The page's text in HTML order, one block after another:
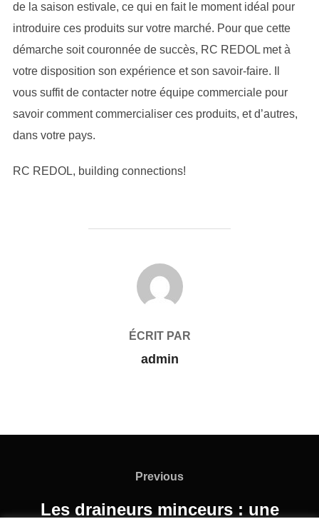
de la saison estivale, ce qui en fait le moment idéal pour
introduire ces produits sur votre marché. Pour que cette
démarche soit couronnée de succès, RC REDOL met à
votre disposition son expérience et son savoir-faire. Il
vous suffit de contacter notre équipe commerciale pour
savoir comment commercialiser ces produits, et d’autres,
dans votre pays.
RC REDOL, building connections!
AUTEUR DE LA PUBLICATION
ÉCRIT PAR
admin
Previous
Les draineurs minceurs : une